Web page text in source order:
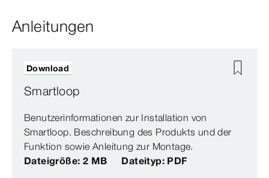
Anleitungen
Smartloop
Benutzerinformationen zur Installation von
Smartloop. Beschreibung des Produkts und der
Funktion sowie Anleitung zur Montage.
Dateigröße: 2 MB
Dateityp: PDF
Download